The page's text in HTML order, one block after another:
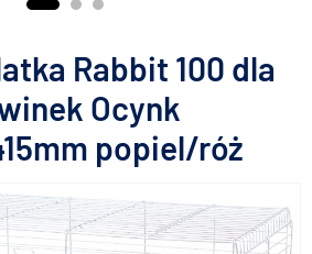
Rabbit 100 dla
Ocynk
popiel/róż